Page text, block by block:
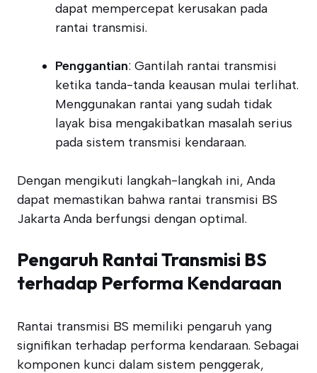
dapat mempercepat kerusakan pada
rantai transmisi.
Penggantian: Gantilah rantai transmisi
ketika tanda-tanda keausan mulai terlihat.
Menggunakan rantai yang sudah tidak
layak bisa mengakibatkan masalah serius
pada sistem transmisi kendaraan.
Dengan mengikuti langkah-langkah ini, Anda
dapat memastikan bahwa rantai transmisi BS
Jakarta Anda berfungsi dengan optimal.
Pengaruh Rantai Transmisi BS
terhadap Performa Kendaraan
Rantai transmisi BS memiliki pengaruh yang
signifikan terhadap performa kendaraan. Sebagai
komponen kunci dalam sistem penggerak,